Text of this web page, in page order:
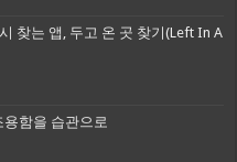
찾는 앱, 두고 온 곳 찾기(Left In A
용함을 습관으로